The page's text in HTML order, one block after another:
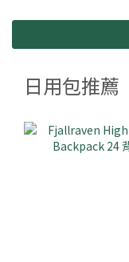
日用包推薦